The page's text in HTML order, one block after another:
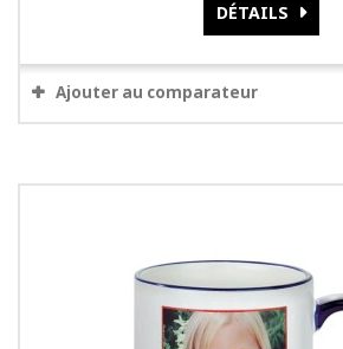
DÉTAILS
Ajouter au comparateur